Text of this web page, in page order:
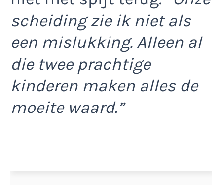
scheiding zie ik niet als
een mislukking. Alleen al
die twee prachtige
kinderen maken alles de
moeite waard.”